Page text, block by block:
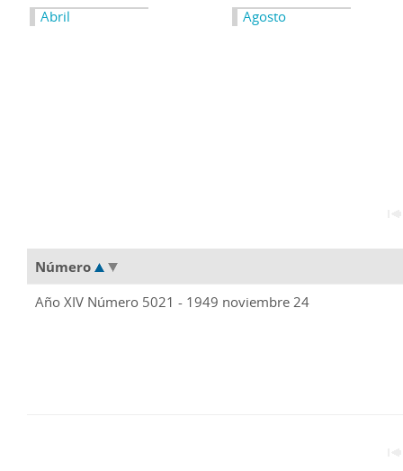
Abril
Agosto
Número
Año XIV Número 5021 - 1949 noviembre 24